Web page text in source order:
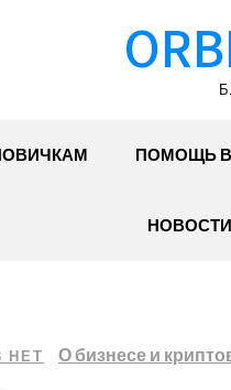
ПОМОЩЬ В
НОВОСТИ
НЕТ О бизнесе и